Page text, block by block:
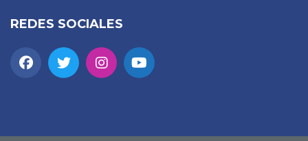
REDES SOCIALES